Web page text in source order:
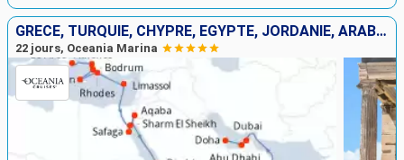
GRÈCE, TURQUIE, CHYPRE, EGYPTE, JORDANIE, ARABIE SAOUDITE, OMAN, EMIRATS ARABES UNIS, QATAR
22 jours, Oceania Marina